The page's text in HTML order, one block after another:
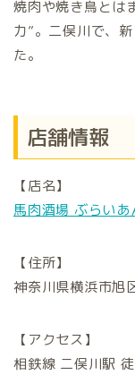
焼肉や焼き鳥とは
力”。二俣川で、
た。
店舗情報
【店名】
馬肉酒場 ぶらいあ
【住所】
神奈川県横浜市
【アクセス】
相鉄線 二俣川駅